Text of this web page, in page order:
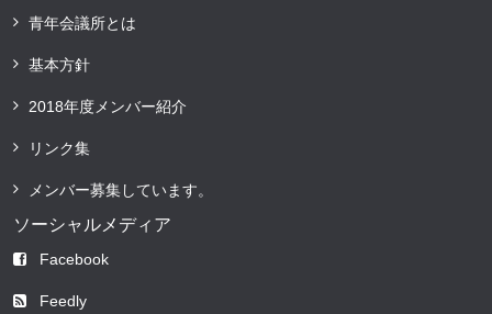
青年会議所とは
基本方針
2018年度メンバー紹介
リンク集
メンバー募集しています。
ソーシャルメディア
Facebook
Feedly